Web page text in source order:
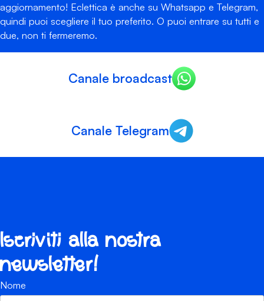
aggiornamento! Eclettica è anche su Whatsapp e Telegram,
quindi puoi scegliere il tuo preferito. O puoi entrare su tutti e
due, non ti fermeremo.
Canale broadcast
Canale Telegram
Iscriviti alla nostra
newsletter!
Nome